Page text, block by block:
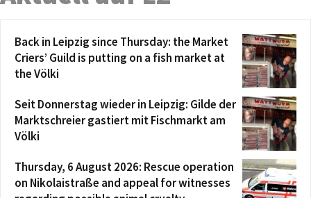
Back in Leipzig since Thursday: the Market
Criers’ Guild is putting on a fish market at
the Völki
Seit Donnerstag wieder in Leipzig: Gilde der
Marktschreier gastiert mit Fischmarkt am
Völki
Thursday, 6 August 2026: Rescue operation
on Nikolaistraße and appeal for witnesses